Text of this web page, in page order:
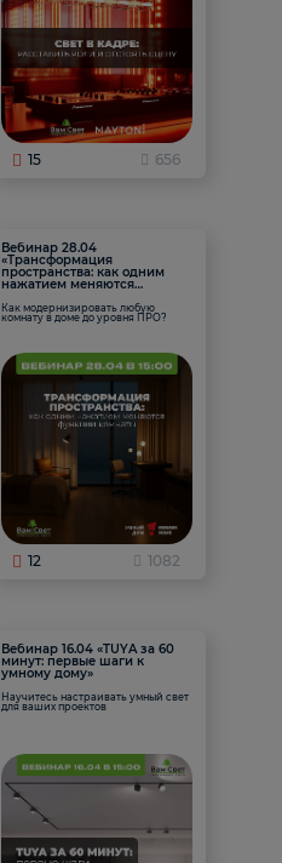
15 656
Вебинар 28.04
«Трансформация
пространства: как одним
нажатием меняются
Как модернизировать любую
комнату в доме до уровня ПРО?
12 1082
Вебинар 16.04 «TUYA за 60
минут: первые шаги к
умному дому»
Научитесь настраивать умный свет
для ваших проектов